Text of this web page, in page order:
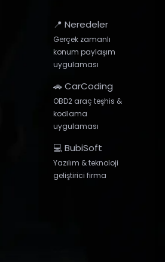
📍 Neredeler
Gerçek zamanlı
konum paylaşım
uygulaması
🚗 CarCoding
OBD2 araç teşhis &
kodlama
uygulaması
💻 BubiSoft
Yazılım & teknoloji
geliştirici firma